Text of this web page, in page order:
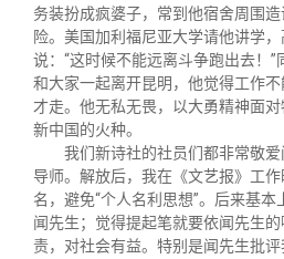
务装扮成疯婆子，常到他宿舍周围
险。美国加利福尼亚大学请他讲学
说：“这时候不能远离斗争跑出去！
和大家一起离开昆明，他觉得工作
才走。他无私无畏，以大勇精神面
新中国的火种。
我们新诗社的社员们都非常敬
导师。解放后，我在《文艺报》工
名，避免“个人名利思想”。后来基本
闻先生；觉得提起笔就要依闻先生
责，对社会有益。特别是闻先生批